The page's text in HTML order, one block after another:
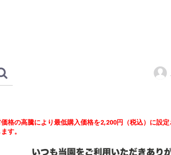
価格の高騰により最低購入価格を2,200円（税込）に設
す。